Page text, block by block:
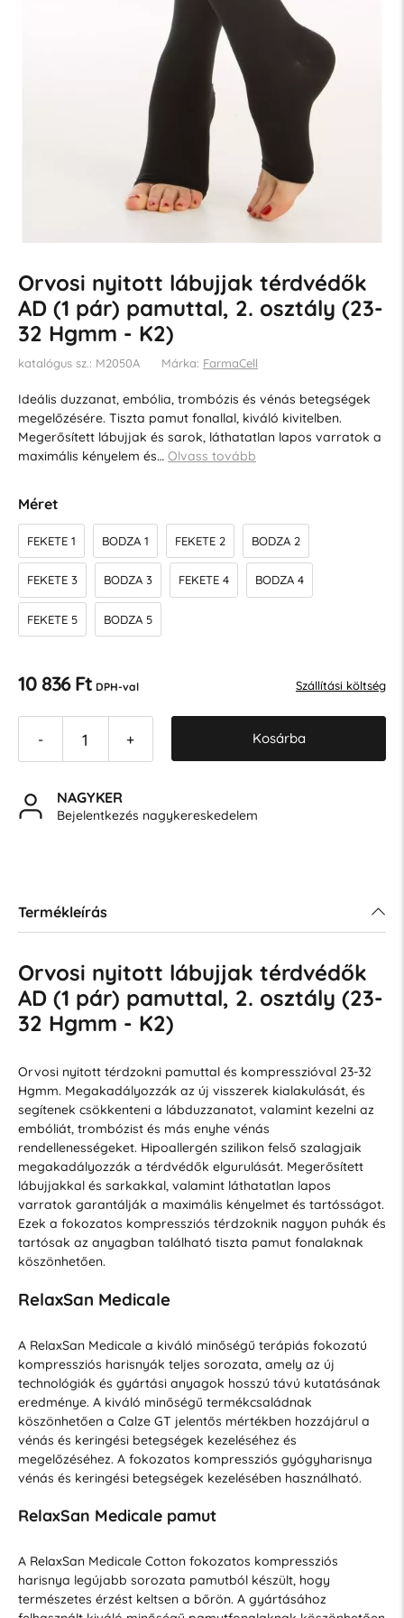
Orvosi nyitott lábujjak térdvédők
AD (1 pár) pamuttal, 2. osztály (23-
32 Hgmm - K2)
katalógus sz.: M2050A Márka: FarmaCell
Ideális duzzanat, embólia, trombózis és vénás betegségek
megelőzésére. Tiszta pamut fonallal, kiváló kivitelben.
Megerősített lábujjak és sarok, láthatatlan lapos varratok a
maximális kényelem és… Olvass tovább
Méret
FEKETE 1 BODZA 1 FEKETE 2 BODZA 2
FEKETE 3 BODZA 3 FEKETE 4 BODZA 4
FEKETE 5 BODZA 5
10 836 Ft DPH-val Szállítási költség
- + Kosárba
NAGYKER
Bejelentkezés nagykereskedelem
Termékleírás
Orvosi nyitott lábujjak térdvédők
AD (1 pár) pamuttal, 2. osztály (23-
32 Hgmm - K2)
Orvosi nyitott térdzokni pamuttal és kompresszióval 23-32
Hgmm. Megakadályozzák az új visszerek kialakulását, és
segítenek csökkenteni a lábduzzanatot, valamint kezelni az
embóliát, trombózist és más enyhe vénás
rendellenességeket. Hipoallergén szilikon felső szalagjaik
megakadályozzák a térdvédők elgurulását. Megerősített
lábujjakkal és sarkakkal, valamint láthatatlan lapos
varratok garantálják a maximális kényelmet és tartósságot.
Ezek a fokozatos kompressziós térdzoknik nagyon puhák és
tartósak az anyagban található tiszta pamut fonalaknak
köszönhetően.
RelaxSan Medicale
A RelaxSan Medicale a kiváló minőségű terápiás fokozatú
kompressziós harisnyák teljes sorozata, amely az új
technológiák és gyártási anyagok hosszú távú kutatásának
eredménye. A kiváló minőségű termékcsaládnak
köszönhetően a Calze GT jelentős mértékben hozzájárul a
vénás és keringési betegségek kezeléséhez és
megelőzéséhez. A fokozatos kompressziós gyógyharisnya
vénás és keringési betegségek kezelésében használható.
RelaxSan Medicale pamut
A RelaxSan Medicale Cotton fokozatos kompressziós
harisnya legújabb sorozata pamutból készült, hogy
természetes érzést keltsen a bőrön. A gyártásához